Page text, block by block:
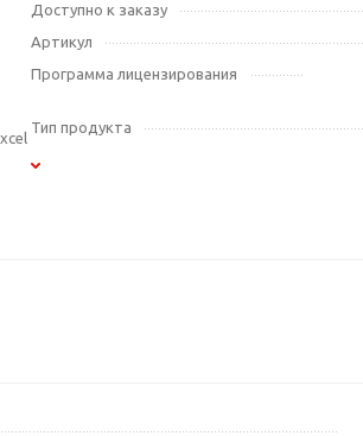
Доступно к заказу
Артикул
Программа лицензирования
Тип продукта